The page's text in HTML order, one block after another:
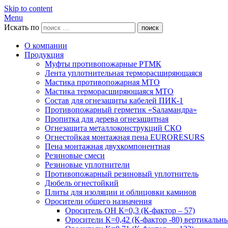
Skip to content
Menu
Искать по
поиск
О компании
Продукция
Муфты противопожарные РТМК
Лента уплотнительная терморасширяющаяся
Мастика противопожарная МТО
Мастика терморасширяющаяся МТО
Состав для огнезащиты кабелей ПИК-1
Противопожарный герметик «Sаламандра»
Пропитка для дерева огнезащитная
Огнезащита металлоконструкций СКО
Огнестойкая монтажная пена EURORESURS
Пена монтажная двухкомпонентная
Резиновые смеси
Резиновые уплотнители
Противопожарный резиновый уплотнитель
Дюбель огнестойкий
Плиты для изоляции и облицовки каминов
Оросители общего назначения
Ороситель ОН К=0,3 (К-фактор – 57)
Оросители К=0,42 (К-фактор -80)